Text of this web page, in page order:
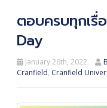
ตอบครบทุกเ
Day
January 26th, 2022
Cranfield, Cranfield